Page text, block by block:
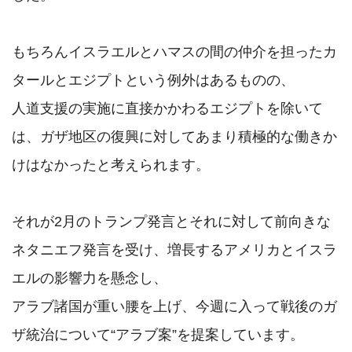
もちろんイスラエルとハマスの間の仲介を担ったカ
タールとエジプトという例外はあるものの、
人道支援の実施に直接かかわるエジプトを除いて
は、ガザ地区の復興に対してあまり積極的な働きか
けはなかったと考えられます。
それが2月のトランプ発言とそれに対して前向きな
ネタニエフ発言を受け、増長するアメリカとイスラ
エルの影響力を懸念し、
アラブ諸国が重い腰を上げ、今週に入って戦後のガ
ザ統治について“アラブ案”を提案しています。